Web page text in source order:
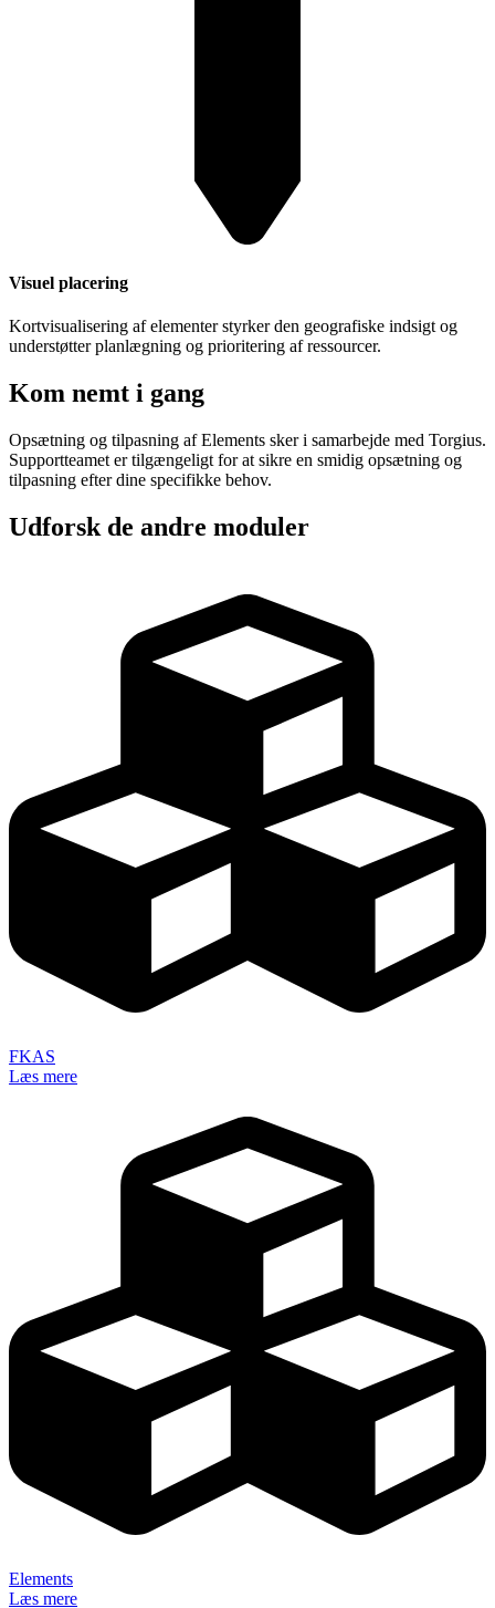
Visuel placering
Kortvisualisering af elementer styrker den geografiske indsigt og
understøtter planlægning og prioritering af ressourcer.
Kom nemt i gang
Opsætning og tilpasning af Elements sker i samarbejde med Torgius.
Supportteamet er tilgængeligt for at sikre en smidig opsætning og
tilpasning efter dine specifikke behov.
Udforsk de andre moduler
FKAS
Læs mere
Elements
Læs mere